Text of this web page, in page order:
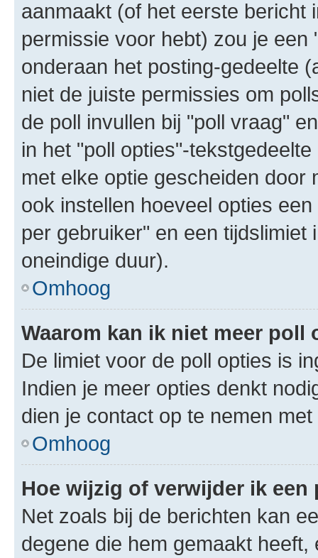
aanmaakt (of het eerste bericht
permissie voor hebt) zou je
onderaan het posting-gedeelte
niet de juiste permissies om
de poll invullen bij "poll vraag"
in het "poll opties"-
met elke optie gescheiden door
ook instellen hoeveel opties
per gebruiker" en een
oneindige duur).
Omhoog
Waarom kan ik niet meer poll
De limiet voor de poll opties is
Indien je meer opties denkt
dien je contact op te nemen
Omhoog
Hoe wijzig of verwijder ik een
Net zoals bij de berichten kan
degene die hem gemaakt